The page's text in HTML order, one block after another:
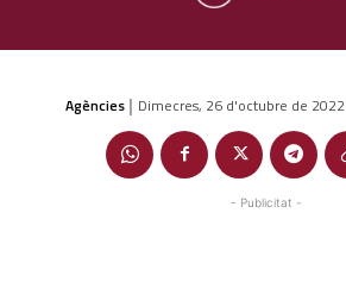
Agències | Dimecres, 26 d'octubre de 2022
- Publicitat -